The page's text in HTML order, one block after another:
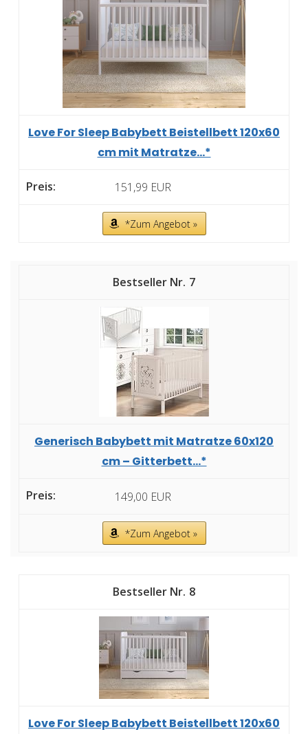
Love For Sleep Babybett Beistellbett 120x60
cm mit Matratze...*
151,99 EUR
*Zum Angebot »
7
Generisch Babybett mit Matratze 60x120
cm – Gitterbett...*
149,00 EUR
*Zum Angebot »
8
Love For Sleep Babybett Beistellbett 120x60